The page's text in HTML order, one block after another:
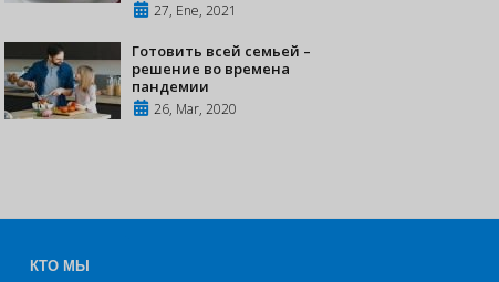
27, Ene, 2021
Готовить всей семьей –
решение во времена
пандемии
26, Mar, 2020
КТО МЫ